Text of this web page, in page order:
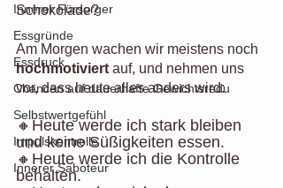
Innerer Fürsorger
Essgründe
Essdruck
Chancen auf dauerhafte Gewichtsredu
Selbstwertgefühl
Impulskontrolle
Innerer Saboteur
Schokolade?
Am Morgen wachen wir meistens noch
hochmotiviert auf, und nehmen uns
vor, dass heute alles anders wird:
🔸Heute werde ich stark bleiben
und keine Süßigkeiten essen.
🔸Heute werde ich die Kontrolle
behalten.